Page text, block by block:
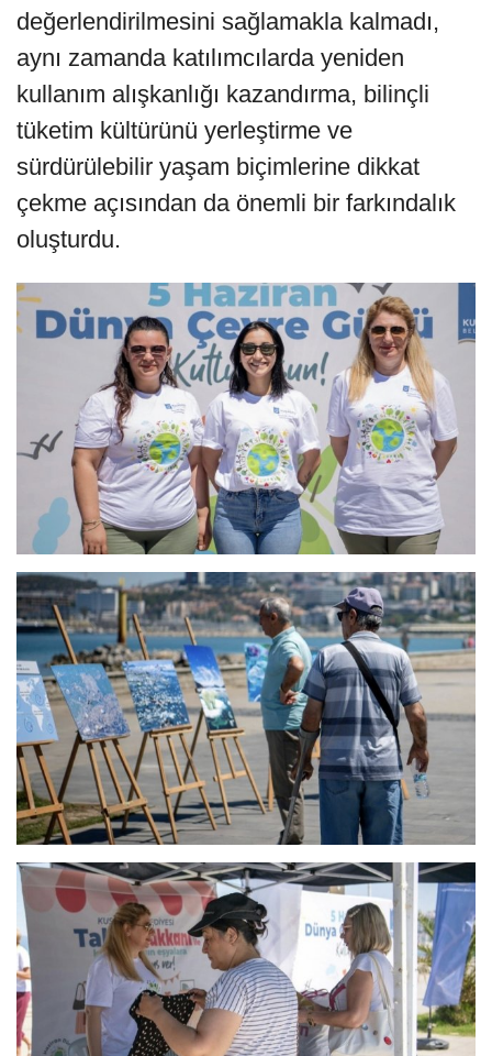
değerlendirilmesini sağlamakla kalmadı,
aynı zamanda katılımcılarda yeniden
kullanım alışkanlığı kazandırma, bilinçli
tüketim kültürünü yerleştirme ve
sürdürülebilir yaşam biçimlerine dikkat
çekme açısından da önemli bir farkındalık
oluşturdu.